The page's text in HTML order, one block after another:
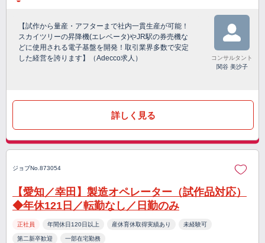
【試作から量産・アフターまで社内一貫生産が可能！
スカイツリーの昇降機(エレベータ)やJR駅の券売機な
どに使用される電子基盤を開発！取引業界多数で安定
した経営を誇ります】（Adecco求人）
コンサルタント
関谷 美沙子
詳しく見る
ジョブNo.873054
【愛知／幸田】製造オペレーター（試作品対応）
◆年休121日／転勤なし／日勤のみ
正社員 年間休日120日以上 産休育休取得実績あり 未経験可
第二新卒歓迎 一部在宅勤務